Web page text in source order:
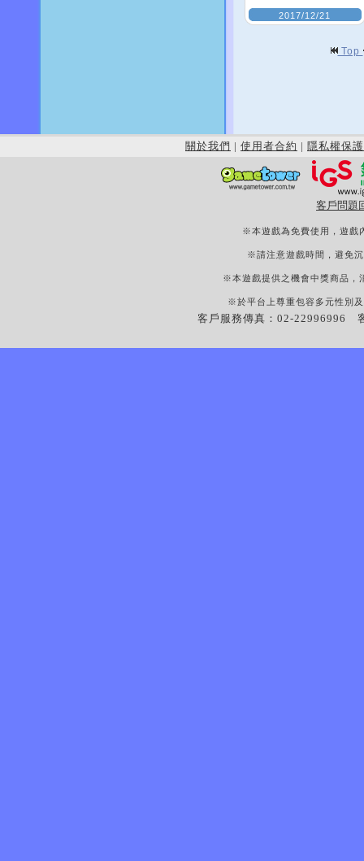
2017/12/21
Top
關於我們 | 使用者合約 | 隱私權保護
客戶問題
※本遊戲為免費使用，遊戲
※請注意遊戲時間，避免
※本遊戲提供之機會中獎商品，
※於平台上尊重包容多元性別
客戶服務傳真：02-22996996